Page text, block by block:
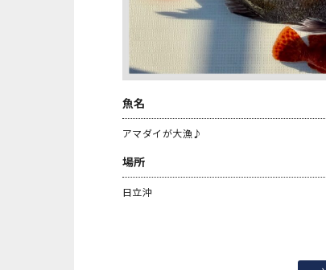
魚名
アマダイが大漁♪
場所
日立沖